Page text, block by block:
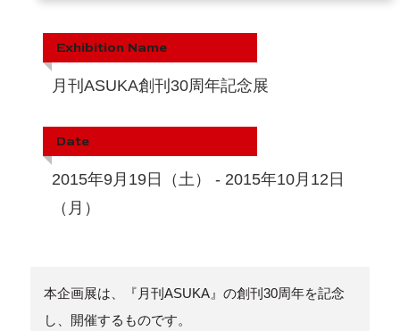
Exhibition Name
月刊ASUKA創刊30周年記念展
Date
2015年9月19日（土） - 2015年10月12日
（月）
本企画展は、『月刊ASUKA』の創刊30周年を記念
し、開催するものです。